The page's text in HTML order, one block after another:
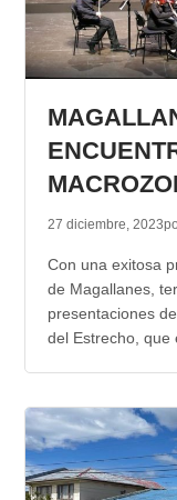
27 diciembre, 2023
Con una exitosa
de Magallanes,
presentaciones
del Estrecho,